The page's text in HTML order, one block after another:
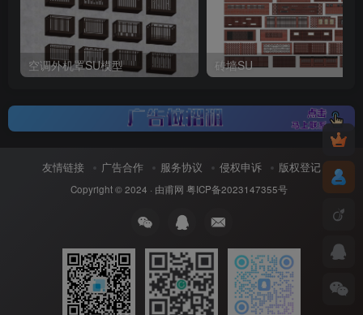
空调外机罩SU模型 砖墙SU
友情链接 广告合作 服务协议 侵权申诉 版权登记
Copyright © 2024 · 由甫网 粤ICP备2023147355号